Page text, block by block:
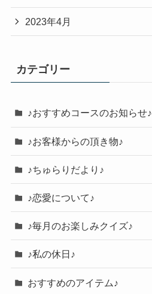
2023年4月
カテゴリー
♪おすすめコースのお知らせ♪
♪お客様からの頂き物♪
♪ちゅらりだより♪
♪恋愛について♪
♪毎月のお楽しみクイズ♪
♪私の休日♪
おすすめのアイテム♪